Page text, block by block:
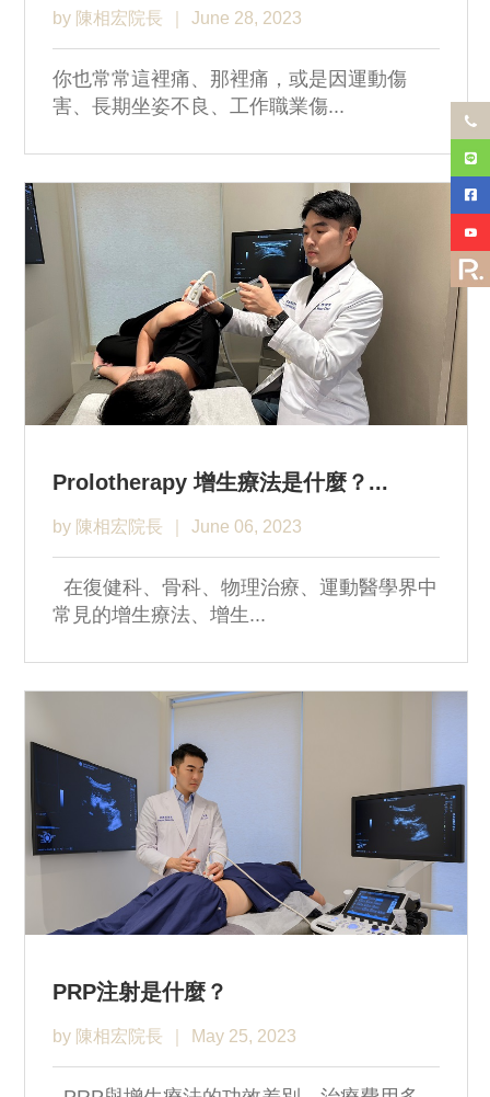
by 陳相宏院長 June 28, 2023
你也常常這裡痛、那裡痛，或是因運動傷
害、長期坐姿不良、工作職業傷...
Prolotherapy 增生療法是什麼？...
by 陳相宏院長 June 06, 2023
在復健科、骨科、物理治療、運動醫學界中
常見的增生療法、增生...
PRP注射是什麼？
by 陳相宏院長 May 25, 2023